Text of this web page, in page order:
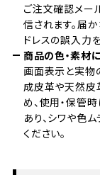
ご注文確認メ
信されます。届
ドレスの誤入力
商品の色・素材
画面表示と実物
成皮革や天然皮
め、使用・保管
あり、シワや色
ください。